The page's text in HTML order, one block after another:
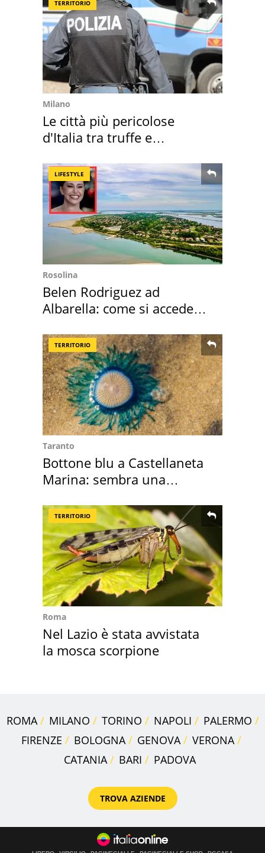
TERRITORIO
Milano
Le città più pericolose
d'Italia tra truffe e
LIFESTYLE
Rosolina
Belen Rodriguez ad
Albarella: come si accede
TERRITORIO
Taranto
Bottone blu a Castellaneta
Marina: sembra una
TERRITORIO
Roma
Nel Lazio è stata avvistata
la mosca scorpione
ROMA MILANO TORINO NAPOLI
PALERMO
FIRENZE
BOLOGNA GENOVA
VERONA
CATANIA
BARI PADOVA
TROVA AZIENDE